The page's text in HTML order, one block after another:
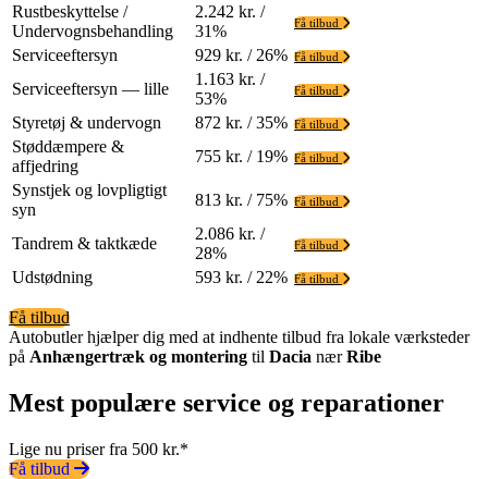
Rustbeskyttelse /
Undervognsbehandling
2.242 kr. /
31%
Få tilbud
Serviceeftersyn 929 kr. / 26% Få tilbud
Serviceeftersyn — lille
1.163 kr. /
53%
Få tilbud
Styretøj & undervogn 872 kr. / 35% Få tilbud
Støddæmpere &
affjedring
755 kr. / 19% Få tilbud
Synstjek og lovpligtigt
syn
813 kr. / 75% Få tilbud
Tandrem & taktkæde
2.086 kr. /
28%
Få tilbud
Udstødning 593 kr. / 22% Få tilbud
Få tilbud
Autobutler hjælper dig med at indhente tilbud fra lokale værksteder
på Anhængertræk og montering til Dacia nærRibe
Mest populære service og reparationer
Lige nu priser fra 500 kr.*
Få tilbud